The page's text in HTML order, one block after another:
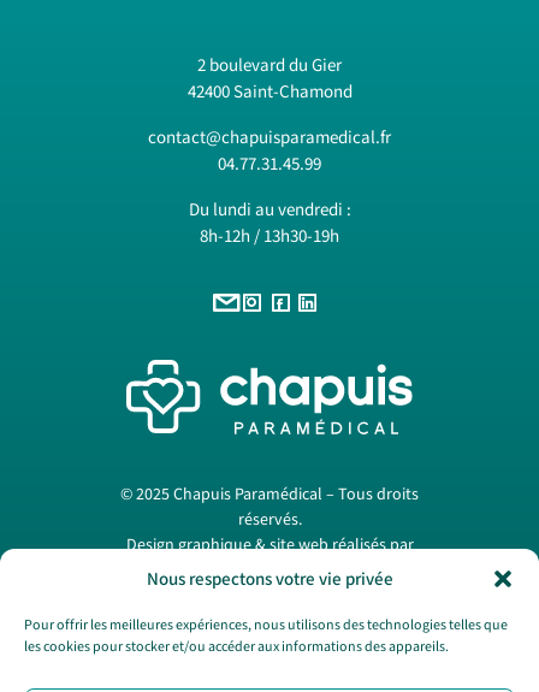
Nous respectons votre vie privée
Pour offrir les meilleures expériences, nous utilisons des technologies telles que
les cookies pour stocker et/ou accéder aux informations des appareils.
2 boulevard du Gier
42400 Saint-Chamond
contact@chapuisparamedical.fr
04.77.31.45.99
Du lundi au vendredi :
8h-12h / 13h30-19h
© 2025 Chapuis Paramédical – Tous droits
réservés.
Design graphique & site web réalisés par
Papermint Création . —Mentions légales